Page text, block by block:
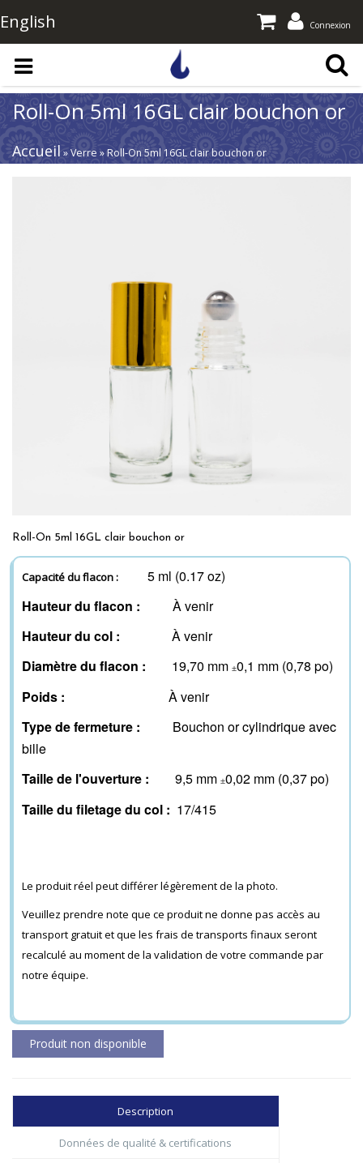
Aller au contenu principal
English Connexion
Roll-On 5ml 16GL clair bouchon or
Accueil » Verre » Roll-On 5ml 16GL clair bouchon or
Roll-On 5ml 16GL clair bouchon or
Capacité du flacon :
5 ml (0.17 oz)
Hauteur du flacon : À venir
Hauteurdu col : À venir
Diamètredu flacon : 19,70 mm ±0,1 mm (0,78 po)
Poids : À venir
Type de fermeture : Bouchon or cylindrique avec
bille
Taille de l'ouverture : 9,5 mm ±0,02 mm (0,37 po)
Taille du filetage du col : 17/415
Le produit réel peut différer légèrement de la photo.
Veuillez prendre note que ce produit ne donne pas accès au
transport gratuit et que les frais de transports finaux seront
recalculé au moment de la validation de votre commande par
notre équipe.
Description
Données de qualité & certifications